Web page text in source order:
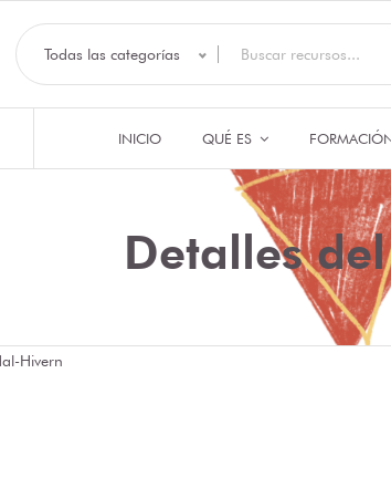
Todas las categorías
INICIO QUÉ ES
Detalles
Hivern